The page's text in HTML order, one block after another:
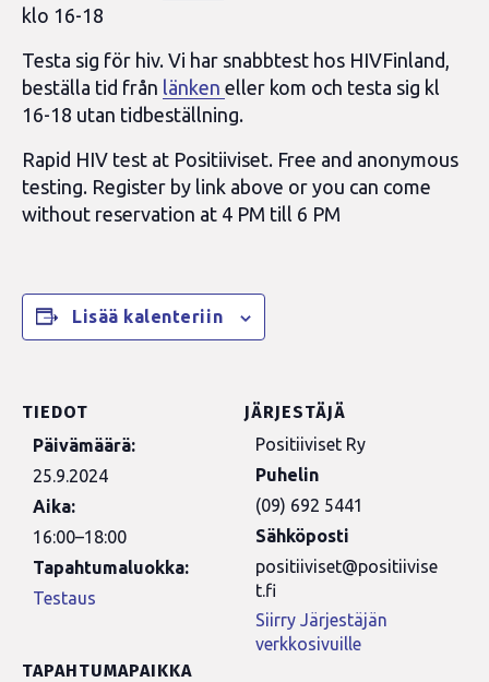
klo 16-18
Testa sig för hiv. Vi har snabbtest hos HIVFinland,
beställa tid från länken eller kom och testa sig kl
16-18 utan tidbeställning.
Rapid HIV test at Positiiviset. Free and anonymous
testing. Register by link above or you can come
without reservation at 4 PM till 6 PM
Lisää kalenteriin
TIEDOT
Päivämäärä:
25.9.2024
Aika:
16:00–18:00
Tapahtumaluokka:
Testaus
TAPAHTUMAPAIKKA
JÄRJESTÄJÄ
Positiiviset Ry
Puhelin
(09) 692 5441
Sähköposti
positiiviset@positiivise
t.fi
Siirry Järjestäjän
verkkosivuille